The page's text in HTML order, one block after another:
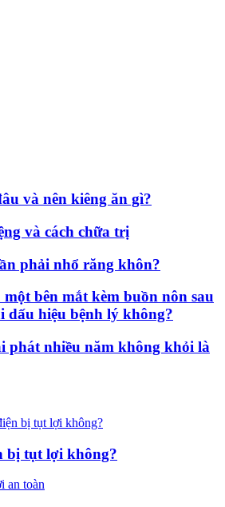
và nên kiêng ăn gì?
và cách chữa trị
phải nhổ răng khôn?
một bên mắt kèm buồn nôn sau
dấu hiệu bệnh lý không?
phát nhiều năm không khỏi là
bị tụt lợi không?